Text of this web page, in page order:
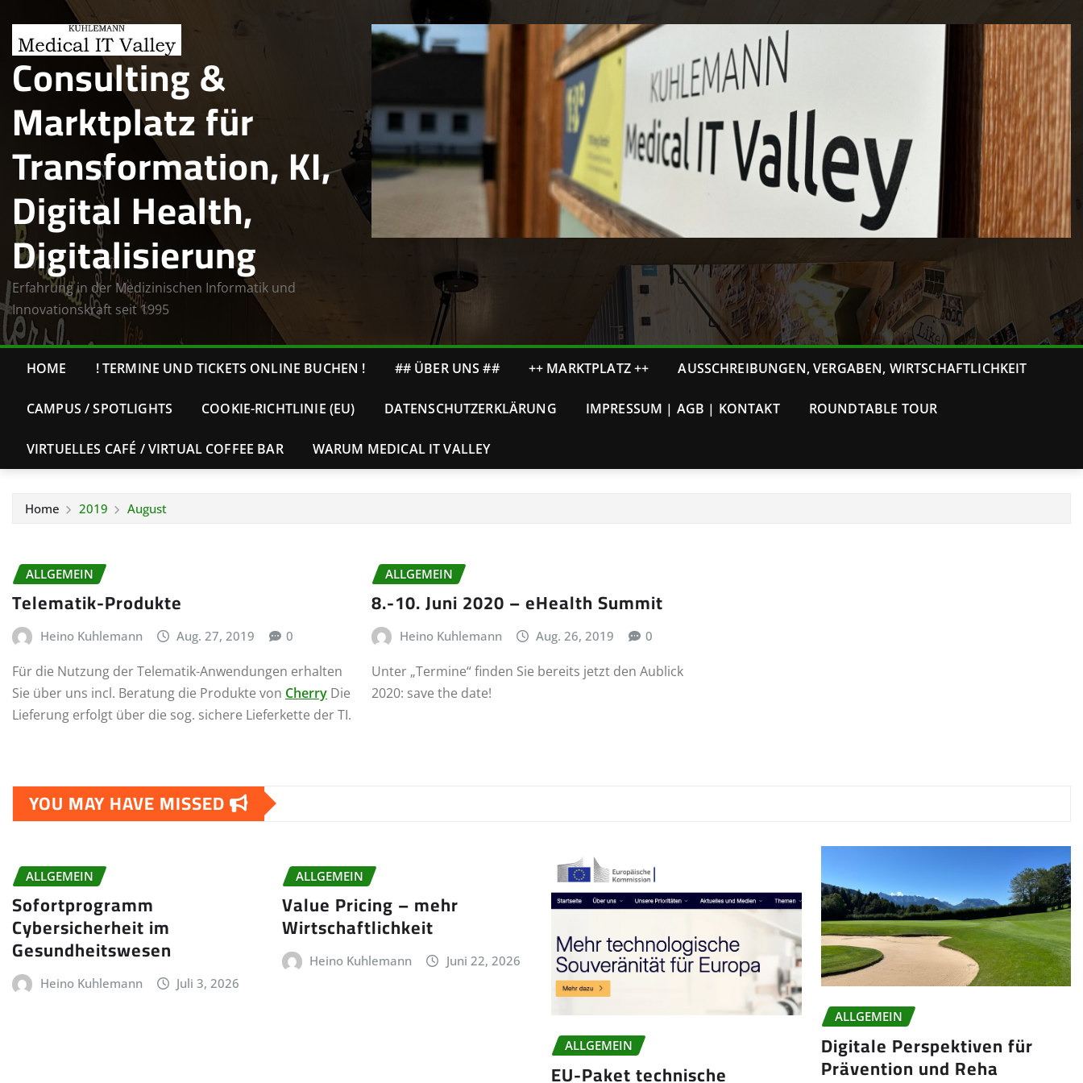
content
Consulting &
Marktplatz für
Transformation, KI,
Digital Health,
Digitalisierung
Erfahrung in der Medizinischen Informatik und
Innovationskraft seit 1995
HOME ! TERMINE UND TICKETS ONLINE BUCHEN ! ## ÜBER UNS ## ++ MARKTPLATZ ++ AUSSCHREIBUNGEN, VERGABEN, WIRTSCHAFTLICHKEIT
CAMPUS / SPOTLIGHTS COOKIE-RICHTLINIE (EU) DATENSCHUTZERKLÄRUNG IMPRESSUM | AGB | KONTAKT ROUNDTABLE TOUR
VIRTUELLES CAFÉ / VIRTUAL COFFEE BAR WARUM MEDICAL IT VALLEY
Home 2019 August
ALLGEMEIN
Telematik-Produkte
Heino Kuhlemann Aug. 27, 2019 0
Für die Nutzung der Telematik-Anwendungen erhalten
Sie über uns incl. Beratung die Produkte von Cherry Die
Lieferung erfolgt über die sog. sichere Lieferkette der TI.
ALLGEMEIN
8.-10. Juni 2020 – eHealth Summit
Heino Kuhlemann Aug. 26, 2019 0
Unter „Termine“ finden Sie bereits jetzt den Aublick
2020: save the date!
YOU MAY HAVE MISSED
ALLGEMEIN
Sofortprogramm
Cybersicherheit im
Gesundheitswesen
Heino Kuhlemann Juli 3, 2026
ALLGEMEIN
Value Pricing – mehr
Wirtschaftlichkeit
Heino Kuhlemann Juni 22, 2026
ALLGEMEIN
EU-Paket technische
ALLGEMEIN
Digitale Perspektiven für
Prävention und Reha